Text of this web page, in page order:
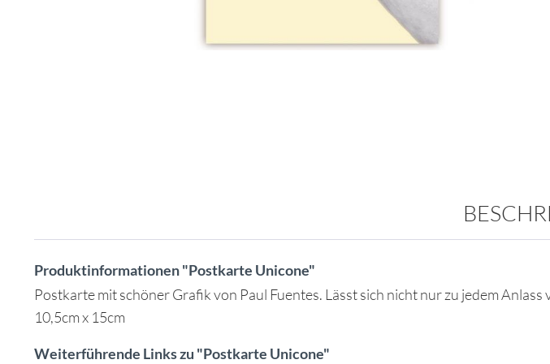
Produktinformationen "Postkarte Unicone"
Postkarte mit schöner Grafik von Paul Fuentes. Lässt sich nicht nur zu jedem
10,5cm x 15cm
Weiterführende Links zu "Postkarte Unicone"